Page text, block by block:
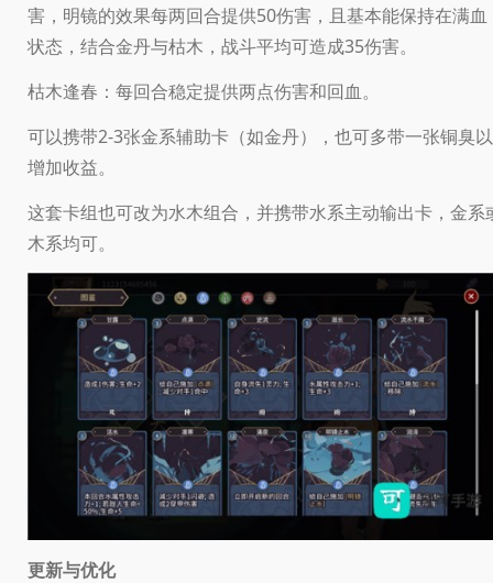
害，明镜的效果每两回合提供50伤害，且基本能保持在满血
状态，结合金丹与枯木，战斗平均可造成35伤害。
枯木逢春：每回合稳定提供两点伤害和回血。
可以携带2-3张金系辅助卡（如金丹），也可多带一张铜臭以
增加收益。
这套卡组也可改为水木组合，并携带水系主动输出卡，金系
木系均可。
更新与优化